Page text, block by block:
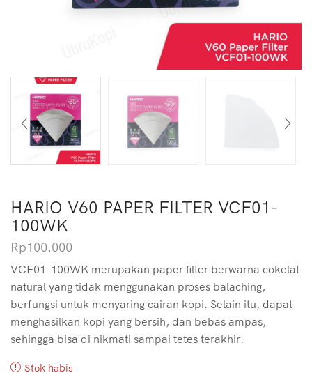
HARIO V60 PAPER FILTER VCF01-
100WK
Rp100.000
VCF01-100WK merupakan paper filter berwarna cokelat
natural yang tidak menggunakan proses balaching,
berfungsi untuk menyaring cairan kopi. Selain itu, dapat
menghasilkan kopi yang bersih, dan bebas ampas,
sehingga bisa di nikmati sampai tetes terakhir.
Stok habis